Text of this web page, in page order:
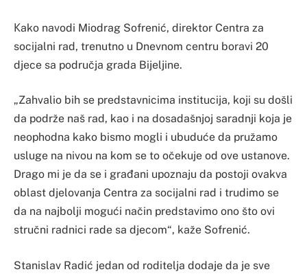
Кako navodi Miodrag Sofrenić, direktor Centra za
socijalni rad, trenutno u Dnevnom centru boravi 20
djece sa područja grada Bijeljine.
„Zahvalio bih se predstavnicima institucija, koji su došli
da podrže naš rad, kao i na dosadašnjoj saradnji koja je
neophodna kako bismo mogli i ubuduće da pružamo
usluge na nivou na kom se to očekuje od ove ustanove.
Drago mi je da se i građani upoznaju da postoji ovakva
oblast djelovanja Centra za socijalni rad i trudimo se
da na najbolji mogući način predstavimo ono što ovi
stručni radnici rade sa djecom“, kaže Sofrenić.
Stanislav Radić jedan od roditelja dodaje da je sve